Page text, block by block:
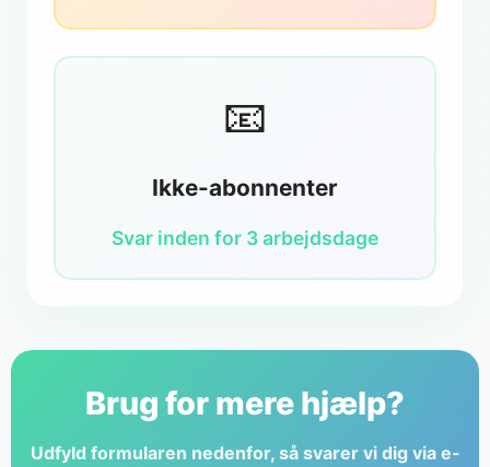
📧
Ikke-abonnenter
Svar inden for 3 arbejdsdage
Brug for mere hjælp?
Udfyld formularen nedenfor, så svarer vi dig via e-